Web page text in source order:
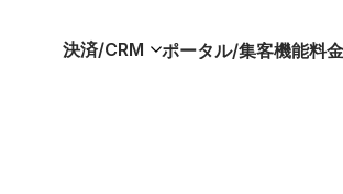
決済/CRM ポータル/集客機能料金